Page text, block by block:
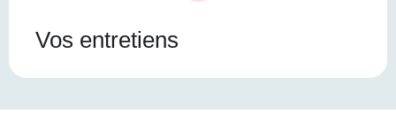
Vos entretiens